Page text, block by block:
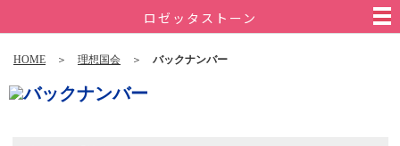
ロゼッタストーン
HOME ＞ 理想国会 ＞ バックナンバー